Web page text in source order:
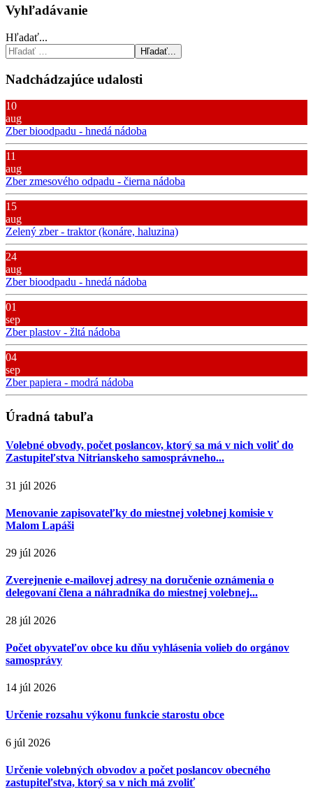
Vyhľadávanie
Hľadať...
Hľadať...
Nadchádzajúce udalosti
10
aug
Zber bioodpadu - hnedá nádoba
11
aug
Zber zmesového odpadu - čierna nádoba
15
aug
Zelený zber - traktor (konáre, haluzina)
24
aug
Zber bioodpadu - hnedá nádoba
01
sep
Zber plastov - žltá nádoba
04
sep
Zber papiera - modrá nádoba
Úradná tabuľa
Volebné obvody, počet poslancov, ktorý sa má v nich voliť do
Zastupiteľstva Nitrianskeho samosprávneho...
31 júl 2026
Menovanie zapisovateľky do miestnej volebnej komisie v
Malom Lapáši
29 júl 2026
Zverejnenie e-mailovej adresy na doručenie oznámenia o
delegovaní člena a náhradníka do miestnej volebnej...
28 júl 2026
Počet obyvateľov obce ku dňu vyhlásenia volieb do orgánov
samosprávy
14 júl 2026
Určenie rozsahu výkonu funkcie starostu obce
6 júl 2026
Určenie volebných obvodov a počet poslancov obecného
zastupiteľstva, ktorý sa v nich má zvoliť